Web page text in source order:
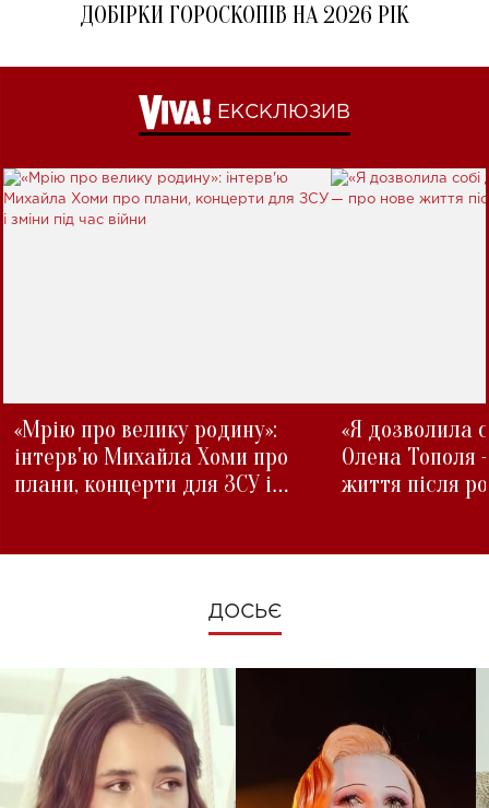
ДОБІРКИ ГОРОСКОПІВ НА 2026 РІК
ЕКСКЛЮЗИВ
«Мрію про велику родину»:
інтерв'ю Михайла Хоми про
плани, концерти для ЗСУ і
«Я дозволила
Олена Тополя
життя після
ДОСЬЄ